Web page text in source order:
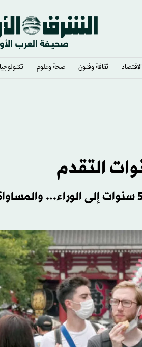
الاقتصاد ثقافة وفنون صحة وعلوم تكنولوجيا
«التنمية البشرية» حدد مؤشرات أعادت العالم 5 سنوات